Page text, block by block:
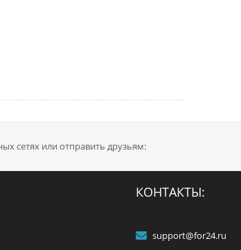
сетях или отправить друзьям:
КОНТАКТЫ:
support@for24.ru